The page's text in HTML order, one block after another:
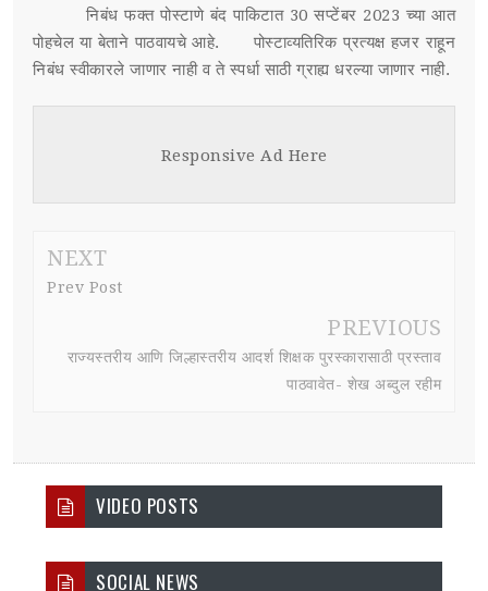
VIDEO POSTS
SOCIAL NEWS
निबंध फक्त पोस्टाणे बंद पाकिटात 30 सप्टेंबर 2023 च्या आत
पोहचेल या बेताने पाठवायचे आहे. पोस्टाव्यतिरिक प्रत्यक्ष हजर राहून
निबंध स्वीकारले जाणार नाही व ते स्पर्धा साठी ग्राह्य धरल्या जाणार नाही.
Responsive Ad Here
NEXT
Prev Post
PREVIOUS
राज्यस्तरीय आणि जिल्हास्तरीय आदर्श शिक्षक पुरस्कारासाठी प्रस्ताव
पाठवावेत- शेख अब्दुल रहीम